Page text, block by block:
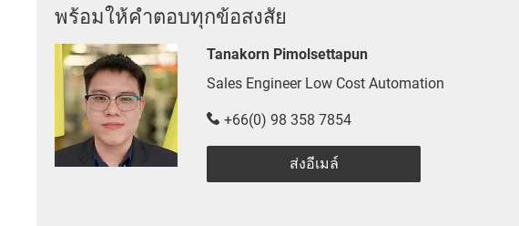
พร้อมให้คำตอบทุกข้อสงสัย
Tanakorn Pimolsettapun
Sales Engineer Low Cost Automation
+66(0) 98 358 7854
ส่งอีเมล์